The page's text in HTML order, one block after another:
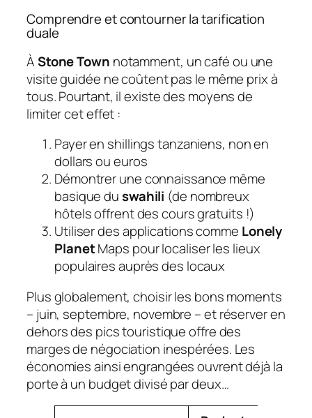
Comprendre et contourner la tarification
duale
ÀStone Town notamment, un café ou une
visite guidée ne coûtent pas le même prix à
tous. Pourtant, il existe des moyens de
limiter cet effet :
Payer en shillings tanzaniens, non en
dollars ou euros
Démontrer une connaissance même
basique duswahili (de nombreux
hôtels offrent des cours gratuits !)
Utiliser des applications comme Lonely
PlanetMaps pour localiser les lieux
populaires auprès des locaux
Plus globalement, choisir les bons moments
– juin, septembre, novembre – et réserver en
dehors des pics touristique offre des
marges de négociation inespérées. Les
économies ainsi engrangées ouvrent déjà la
porte à un budget divisé par deux…